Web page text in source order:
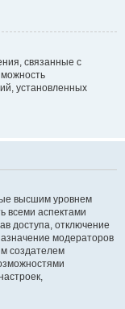
связанные с
установленных
высшим уровнем
всеми аспектами
доступа, отключение
модераторов
создателем